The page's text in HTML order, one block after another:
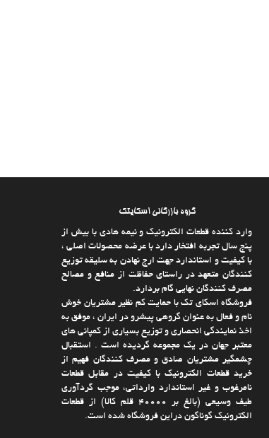
گروه بازرگانی اسکایتک
وارد كننده قطعات الکترونیک و نیمه هادی با بیش از
پنج سال تجربه افتخار دارد با عرضه محصولات اصلی ،
با كیفیت و استاندارد جهت ارج نهادن به سلیقه توزیع
كنندگان متعهد در راستای حفاظت از منافع و مصالح
مصرف كنندگان نهایی گام بردارد.
فروشگاه اسکای تک با حمایت كم نظیر مشتریان خوش
نام و فعال به عنوان گروهی پیشرو در ایران ، موفق به
اخذ نمایندگی انحصاری و توزیع بسیاری از كمپانی های
معتبر جهان در یك مجموعه گردیده است . استقبال
چشمگیر مشتریان صادق و مصرف كنندگان فهیم از
خرید قطعات الکترونیک با كیفیت در مقابل قطعات
نامرغوب و غیر استاندارد وارداتی، موجب گردآوری
طیف وسیعی (بالغ بر 40000 قلم كالا)‌ از قطعات
الکترونیک گوناگون دراین فروشگاه شده است.